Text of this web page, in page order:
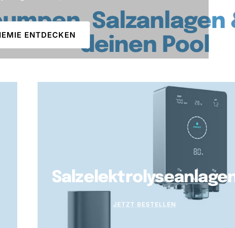
ENTDECKEN deinen Pool
JETZT BESTELLEN